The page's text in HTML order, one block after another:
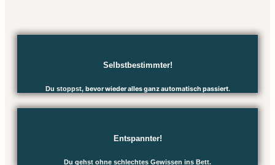
Selbstbestimmter!
Du stoppst, bevor wieder alles ganz automatisch passiert.
Entspannter!
Du gehst ohne schlechtes Gewissen ins Bett.